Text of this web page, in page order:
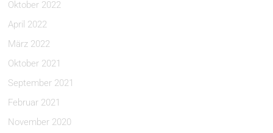
Oktober 2022
April 2022
März 2022
Oktober 2021
September 2021
Februar 2021
November 2020